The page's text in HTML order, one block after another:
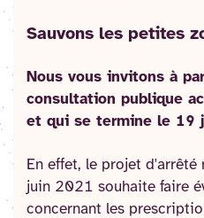
Sauvons les petites
Nous vous invitons à
consultation publique
et qui se termine le 19
En effet, le projet
juin 2021 souhaite faire
concernant les